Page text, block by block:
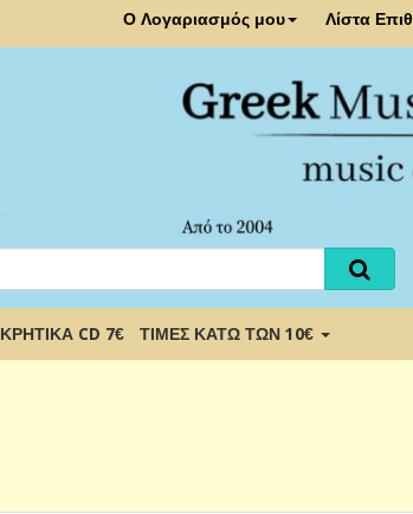
Ο Λογαριασμός μου Λίστα
ΚΡΗΤΙΚΑ CD 7€ ΤΙΜΕΣ ΚΑΤΩ ΤΩΝ 10€